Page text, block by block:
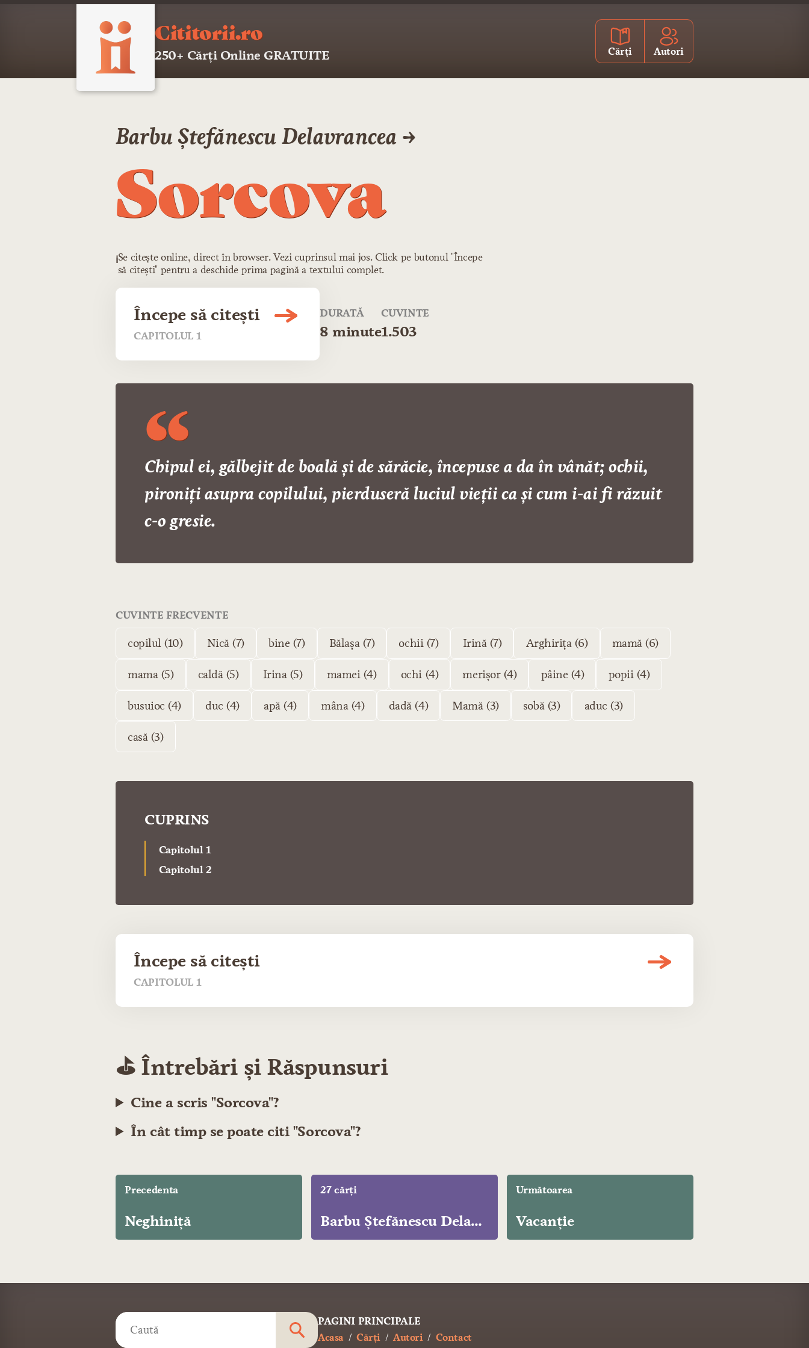
Cititorii.ro
250+ Cărți Online GRATUITE Cărți Autori
Barbu Ștefănescu Delavrancea →
Sorcova
ℹ️Se citește online, direct în browser. Vezi cuprinsul mai jos. Click pe butonul "Începe
să citești" pentru a deschide prima pagină a textului complet.
Începe să citești
CAPITOLUL 1
DURATĂ
8 minute
CUVINTE
1.503
Chipul ei, gălbejit de boală și de sărăcie, începuse a da în vânăt; ochii,
pironiți asupra copilului, pierduseră luciul vieții ca și cum i-ai fi răzuit
c-o gresie.
CUVINTE FRECVENTE
copilul (10) Nică (7) bine (7) Bălașa (7) ochii (7) Irină (7) Arghirița (6) mamă (6)
mama (5) caldă (5) Irina (5) mamei (4) ochi (4) merișor (4) pâine (4) popii (4)
busuioc (4) duc (4) apă (4) mâna (4) dadă (4) Mamă (3) sobă (3) aduc (3)
casă (3)
CUPRINS
Capitolul 1
Capitolul 2
Începe să citești
CAPITOLUL 1
⛳️ Întrebări și Răspunsuri
Cine a scris "Sorcova"?
În cât timp se poate citi "Sorcova"?
Precedenta
Neghiniță
27 cărți
Barbu Ștefănescu Delavrancea
Următoarea
Vacanție
PAGINI PRINCIPALE
Acasa Cărți Autori Contact